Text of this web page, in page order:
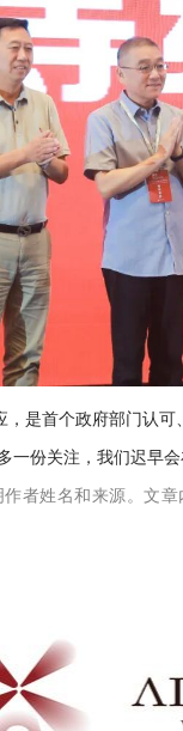
是首个政府部门认
份关注，我们迟早会
者姓名和来源。文